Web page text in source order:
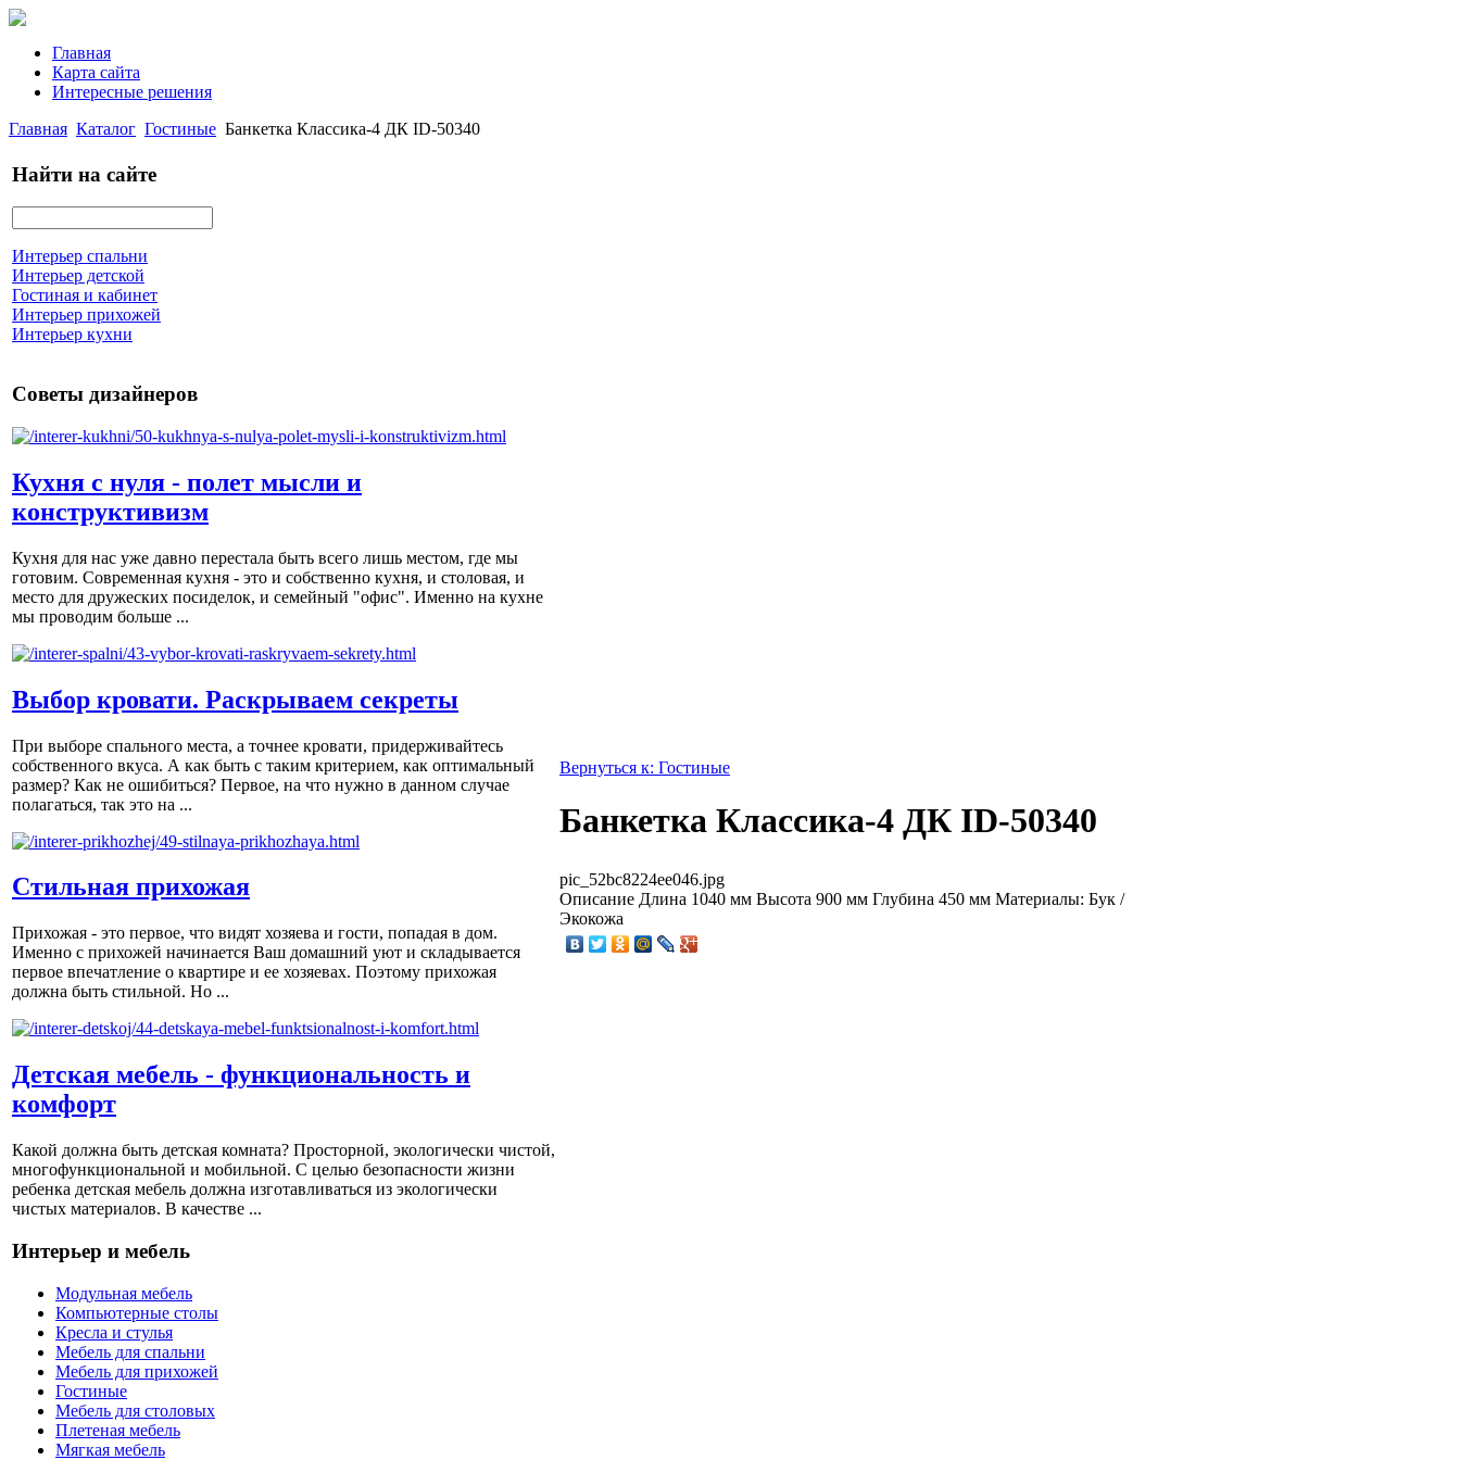
Главная
Карта сайта
Интересные решения
Главная Каталог Гостиные Банкетка Классика-4 ДК ID-50340
Найти на сайте
Интерьер спальни
Интерьер детской
Гостиная и кабинет
Интерьер прихожей
Интерьер кухни
Советы дизайнеров
Кухня с нуля - полет мысли и
конструктивизм
Кухня для нас уже давно перестала быть всего лишь местом, где мы
готовим. Современная кухня - это и собственно кухня, и столовая, и
место для дружеских посиделок, и семейный "офис". Именно на кухне
мы проводим больше ...
Выбор кровати. Раскрываем секреты
При выборе спального места, а точнее кровати, придерживайтесь
собственного вкуса. А как быть с таким критерием, как оптимальный
размер? Как не ошибиться? Первое, на что нужно в данном случае
полагаться, так это на ...
Стильная прихожая
Прихожая - это первое, что видят хозяева и гости, попадая в дом.
Именно с прихожей начинается Ваш домашний уют и складывается
первое впечатление о квартире и ее хозяевах. Поэтому прихожая
должна быть стильной. Но ...
Детская мебель - функциональность и
комфорт
Какой должна быть детская комната? Просторной, экологически чистой,
многофункциональной и мобильной. С целью безопасности жизни
ребенка детская мебель должна изготавливаться из экологически
чистых материалов. В качестве ...
Интерьер и мебель
Модульная мебель
Компьютерные столы
Кресла и стулья
Мебель для спальни
Мебель для прихожей
Гостиные
Мебель для столовых
Плетеная мебель
Мягкая мебель
Вернуться к: Гостиные
Банкетка Классика-4 ДК ID-50340
pic_52bc8224ee046.jpg
Описание Длина 1040 мм Высота 900 мм Глубина 450 мм Материалы: Бук /
Экокожа